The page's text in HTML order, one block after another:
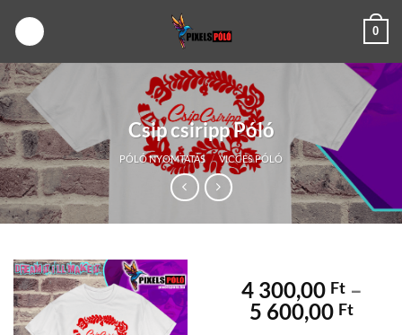
0
Csip csiripp Póló
PÓLÓ NYOMTATÁS / VICCES PÓLÓ
4 300,00 Ft –
5 600,00 Ft